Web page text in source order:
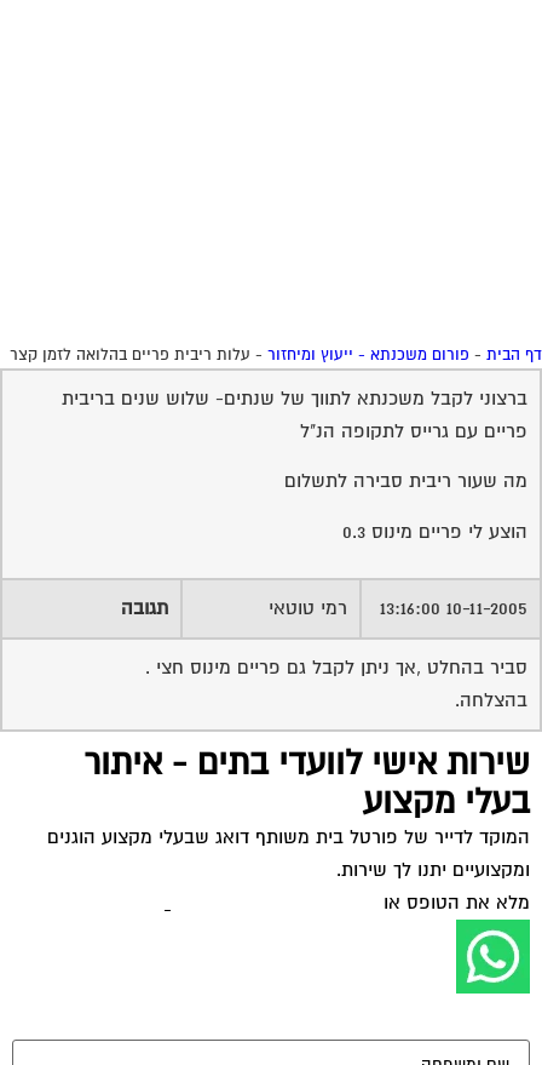
סביר בהחלט ,אך ניתן לקבל גם פריים מינוס חצי .
שירות אישי לוועדי בתים - איתור
בעלי מקצוע
המוקד לדייר של פורטל בית משותף דואג שבעלי מקצוע הוגנים
מלא את הטופס אולחץ לשליחת הודעת ווצאפ